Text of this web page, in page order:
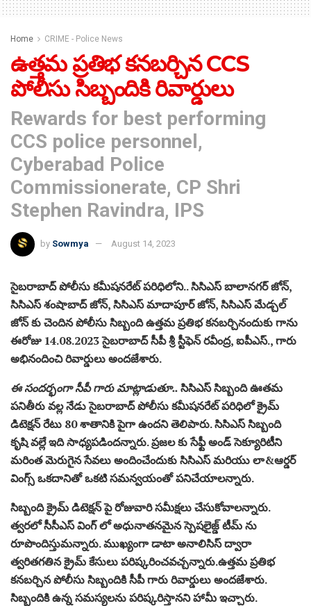
Home CRIME - Police News
ఉత్తమ ప్రతిభ కనబర్చిన CCS
పోలీసు సిబ్బందికి రివార్డులు
Rewards for best performing
CCS police personnel,
Cyberabad Police
Commissionerate, CP Shri
Stephen Ravindra, IPS
by Sowmya August 14, 2023
సైబరాబాద్ పోలీసు కమీషనరేట్ పరిధిలోని.. సిసిఎస్ బాలానగర్ జోన్,
సిసిఎస్ శంషాబాద్ జోన్, సిసిఎస్ మాదాపూర్ జోన్, సిసిఎస్ మేడ్చల్
జోన్ కు చెందిన పోలీసు సిబ్బంది ఉత్తమ ప్రతిభ కనబర్చినందుకు గాను
ఈరోజు 14.08.2023 సైబరాబాద్ సీపీ శ్రీ స్టీఫెన్ రవీంద్ర, ఐపీఎస్., గారు
అభినందించి రివార్డులు అందజేశారు.
ఈ సందర్భంగా సీపీ గారు మాట్లాడుతూ..సిసిఎస్ సిబ్బంది ఊతమ
పనితీరు వల్ల నేడు సైబరాబాద్ పోలీసు కమీషనరేట్ పరిధిలో క్రైమ్
డిటెక్షన్ రేటు 80 శాతానికి పైగా ఉందని తెలిపారు. సిసిఎస్ సిబ్బంది
కృషి వల్లే ఇది సాధ్యపడిందన్నారు. ప్రజల కు సేఫ్టీ అండ్ సెక్యూరిటీని
మరింత మెరుగైన సేవలు అందించేందుకు సిసిఎస్ మరియు లా&ఆర్డర్
వింగ్స్ ఒకదానితో ఒకటి సమన్వయంతో పనిచేయాలన్నారు.
సిబ్బంది క్రైమ్ డిటెక్షన్ పై రోజువారి సమీక్షలు చేసుకోవాలన్నారు.
త్వరలో సీసీఎస్ వింగ్ లో అధునాతనమైన స్పెషలైజ్డ్ టీమ్ ను
రూపొందిస్తుమన్నారు. ముఖ్యంగా డాటా అనాలిసిస్ ద్వారా
త్వరితగతిన క్రైమ్ కేసులు పరిష్కరించవచ్చన్నారు.ఉత్తమ ప్రతిభ
కనబర్చిన పోలీసు సిబ్బందికి సీపీ గారు రివార్డులు అందజేశారు.
సిబ్బందికి ఉన్న సమస్యలను పరిష్కరిస్తానని హామీ ఇచ్చారు.